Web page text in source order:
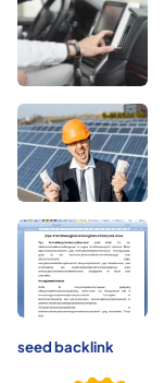
seed backlink